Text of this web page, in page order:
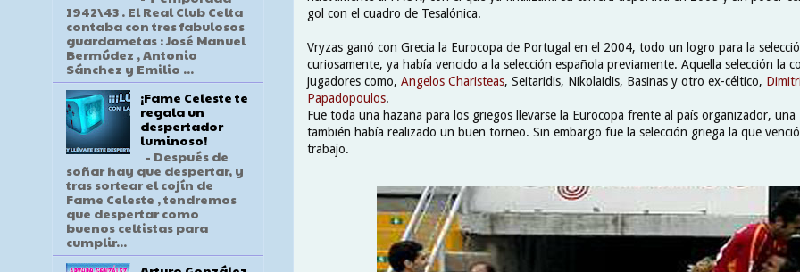
gol con el cuadro de Tesalónica.
Vryzas ganó con Grecia la Eurocopa de Portugal en el 2004, todo un logro para la
curiosamente, ya había vencido a la selección española previamente. Aquella selección la
jugadores como, Angelos Charisteas, Seitaridis, Nikolaidis, Basinas y otro ex-céltico,
Papadopoulos.
Fue toda una hazaña para los griegos llevarse la Eurocopa frente al país organizador,
también había realizado un buen torneo. Sin embargo fue la selección griega la que
trabajo.
1942\43 . El Real Club Celta
contaba con tres fabulosos
guardametas : José Manuel
Bermúdez , Antonio
Sánchez y Emilio ...
¡Fame Celeste te
regala un
despertador
luminoso!
- Después de
soñar hay que despertar, y
tras sortear el cojín de
Fame Celeste , tendremos
que despertar como
buenos celtistas para
cumplir...